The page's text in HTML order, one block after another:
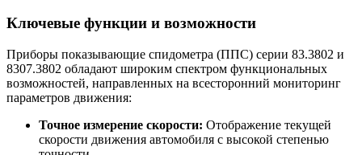
Ключевые функции и возможности
Приборы показывающие спидометра (ППС) серии 83.3802 и
8307.3802 обладают широким спектром функциональных
возможностей, направленных на всесторонний мониторинг
параметров движения:
Точное измерение скорости: Отображение текущей
скорости движения автомобиля с высокой степенью